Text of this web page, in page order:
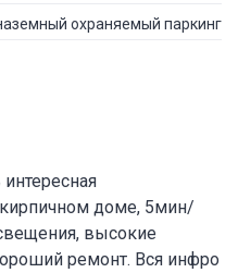
охраняемый паркинг
кирпичном доме, 5мин/
высокие
ремонт. Вся инфро